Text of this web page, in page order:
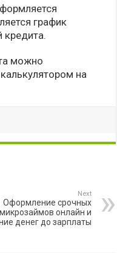
график
кредита.
можно
на
Next
Оформление срочных
микрозаймов онлайн и
денег до зарплаты